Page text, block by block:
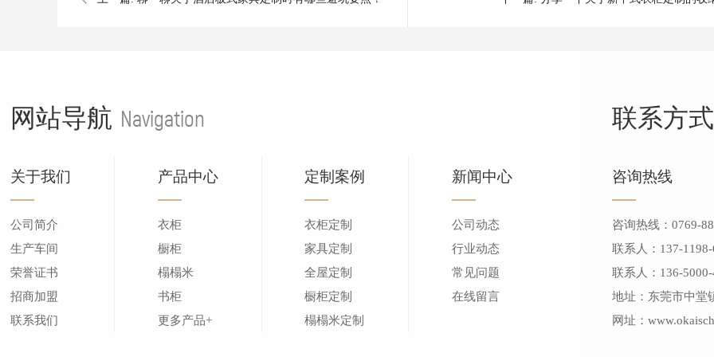
网站导航 Navigation
关于我们
公司简介
生产车间
荣誉证书
招商加盟
联系我们
产品中心
衣柜
橱柜
榻榻米
书柜
更多产品+
定制案例
衣柜定制
家具定制
全屋定制
橱柜定制
榻榻米定制
新闻中心
公司动态
行业动态
常见问题
在线留言
联系方式
咨询热线
咨询热线：0769-
联系人：137-
联系人：136-
地址：东莞市中堂
网址：